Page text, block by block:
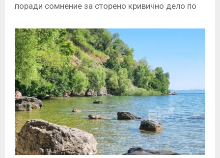
поради сомнение за сторено кривично дело по